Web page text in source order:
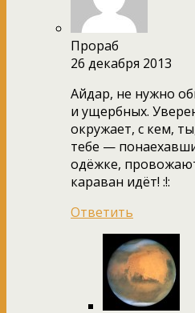
Прораб
26 декабря 2013
Айдар, не нужно
и ущербных.
окружает, с кем,
тебе —
одёжке,
караван идёт! :!:
Ответить